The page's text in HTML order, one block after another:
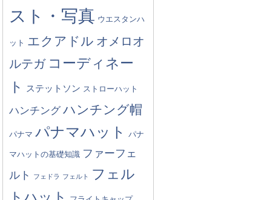
スト・写真 ウエスタンハ
ット エクアドル オメロオ
ルテガ コーディネー
ト
ステットソン ストローハット
ハンチング ハンチング帽
パナマ パナマハット パナ
マハットの基礎知識 ファーフェ
ルト
フェドラ フェルト
フェル